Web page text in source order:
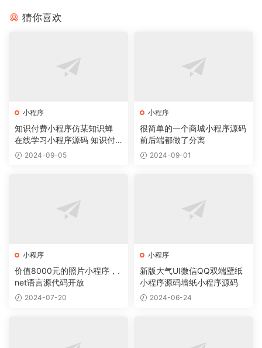
猜你喜欢
小程序
知识付费小程序仿某知识蝉
在线学习小程序源码 知识付
费系统2024-09-05
小程序
很简单的一个商城小程序源码
前后端都做了分离
2024-09-01
小程序
价值8000元的照片小程序，.
net语言源代码开放
2024-07-20
小程序
新版大气UI微信QQ双端壁纸
小程序源码墙纸小程序源码
2024-06-24